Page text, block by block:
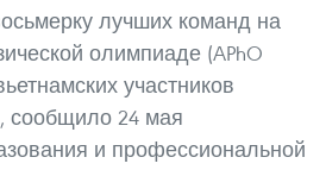
лучших команд на
олимпиаде (APhO
участников
сообщило 24 мая
и профессиональной